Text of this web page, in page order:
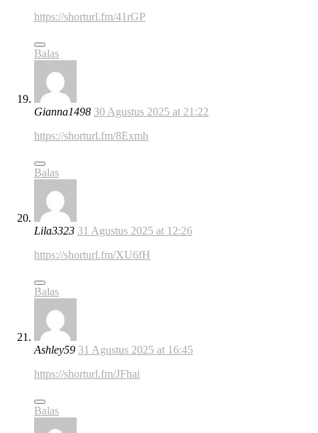
https://shorturl.fm/41rGP
Balas
Gianna1498 30 Agustus 2025 at 21:22
https://shorturl.fm/8Exmh
Balas
Lila3323 31 Agustus 2025 at 12:26
https://shorturl.fm/XU6fH
Balas
Ashley59 31 Agustus 2025 at 16:45
https://shorturl.fm/JFhai
Balas